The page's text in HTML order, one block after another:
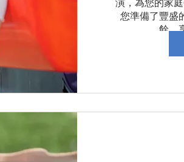
演，為您的家
您準備了豐盛
餘，
這是一個難得
氛圍中